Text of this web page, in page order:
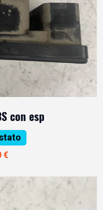
con esp
€